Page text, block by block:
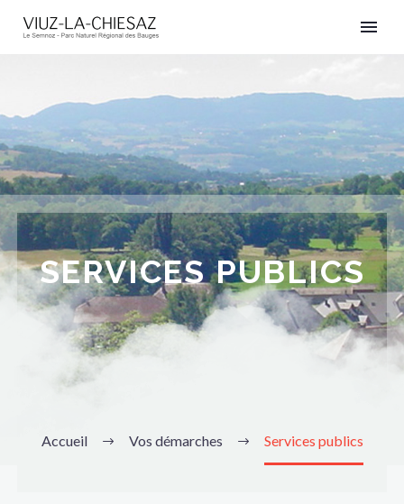
SERVICES PUBLICS
Accueil Vos démarches Services publics